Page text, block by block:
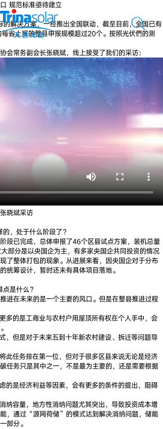
规范标准亟待建立
解决方案，一经推出全国联动，截至目前，全国已有
省上报的整县申报规模超过20个。按照光伏們的测
会常务副会长张晓斌，线上接受了我们的采访：
晓斌采访
，处于什么阶段了？
段已完成，总体申报了46个区县试点方案，装机总量
部分是以央国企为主，有多家央国企共同投资的情况
了整体打包的现象。从进展来看，因央国企对于分布
统筹设计，暂时还未有具体项目落地。
是什么？
进在未来的是一个主要的风口。但是在整县推进过程
多的是工商业与农村户用屋顶所有权在个人手中，会
，但是对于未来五到十年新农村建设、拆迁等问题导
此任务排在第一位，但对于很多区县来说无论是经济
任务只是其中之一，不是最为主要的，还是需要根据
的是经济利益等因素，会有更多的条件的提出，阻碍
纳容量，地方性消纳问题尤其突出，导致投资成本增
，通过“源网荷储”的模式达到解决消纳问题，储能
部分。